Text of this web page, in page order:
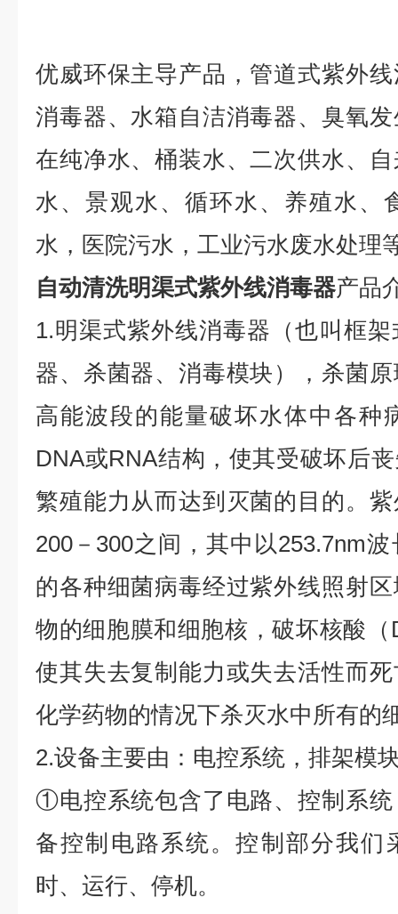
优威环保主导产品，管道式紫外
消毒器、水箱自洁消毒器、臭氧
在纯净水、桶装水、二次供水、
水、景观水、循环水、养殖水、
水，医院污水，工业污水废水处理
自动清洗明渠式紫外线消毒器产品
1.明渠式紫外线消毒器（也叫框
器、杀菌器、消毒模块），杀菌
高能波段的能量破坏水体中各种
DNA或RNA结构，使其受破坏后
繁殖能力从而达到灭菌的目的。
200－300之间，其中以253.7nm
的各种细菌病毒经过紫外线照射
物的细胞膜和细胞核，破坏核酸
使其失去复制能力或失去活性而
化学药物的情况下杀灭水中所有的
2.设备主要由：电控系统，排架模
①电控系统包含了电路、控制系
备控制电路系统。控制部分我们
时、运行、停机。